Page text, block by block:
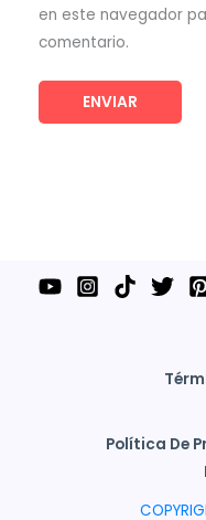
en este navegador
comentario.
Política De